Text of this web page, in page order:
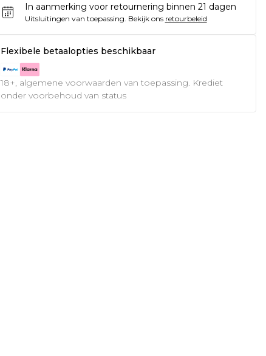
In aanmerking voor retournering binnen 21 dagen
Uitsluitingen van toepassing. Bekijk ons retourbeleid
Flexibele betaalopties beschikbaar
18+, algemene voorwaarden van toepassing. Krediet
onder voorbehoud van status